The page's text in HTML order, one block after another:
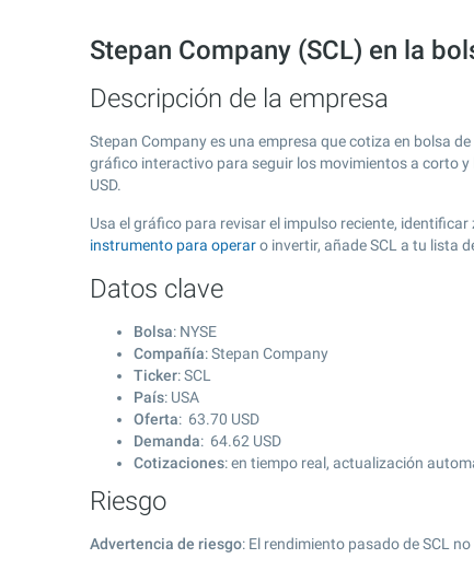
Stepan Company (SCL) en la
Descripción de la empresa
Stepan Company es una empresa que cotiza en bolsa de
gráfico interactivo para seguir los movimientos a corto
USD.
Usa el gráfico para revisar el impulso reciente,
instrumento para operaro invertir, añade SCL a tu lista
Datos clave
Bolsa: NYSE
Compañía: Stepan Company
Ticker: SCL
País: USA
Oferta: 63.70 USD
Demanda: 64.62 USD
Cotizaciones: en tiempo real, actualización
Riesgo
Advertencia de riesgo: El rendimiento pasado de SCL